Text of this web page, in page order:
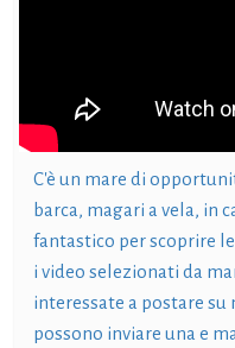
C'è un mare di
barca, magari a vela, in
fantastico per scoprire
i video selezionati da
interessate a postare
possono inviare una e